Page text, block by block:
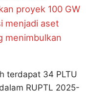
proyek 100 GW
menjadi aset
menimbulkan
terdapat 34 PLTU
RUPTL 2025-